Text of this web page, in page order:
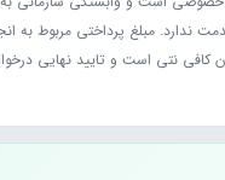
ندارد. مبلغ پرداختی مربوط به
کافی نتی است و تایید نهایی